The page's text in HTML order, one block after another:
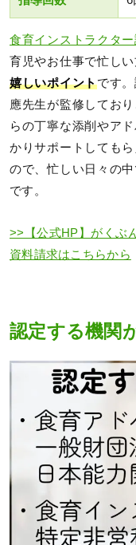
食育インストラクター
育児やお仕事で忙し
嬉しいポイントです
應先生が監修してお
らの丁寧な添削やア
かりサポートしても
ので、忙しい日々の
です。
>>【公式HP】がくぶ
資料請求はこちらから
認定する機関